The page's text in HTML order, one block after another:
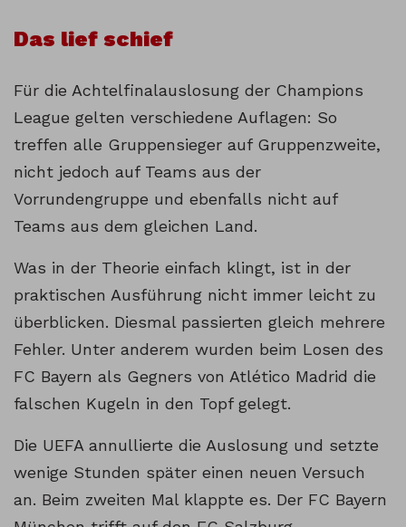
Das lief schief
Für die Achtelfinalauslosung der Champions
League gelten verschiedene Auflagen: So
treffen alle Gruppensieger auf Gruppenzweite,
nicht jedoch auf Teams aus der
Vorrundengruppe und ebenfalls nicht auf
Teams aus dem gleichen Land.
Was in der Theorie einfach klingt, ist in der
praktischen Ausführung nicht immer leicht zu
überblicken. Diesmal passierten gleich mehrere
Fehler. Unter anderem wurden beim Losen des
FC Bayern als Gegners von Atlético Madrid die
falschen Kugeln in den Topf gelegt.
Die UEFA annullierte die Auslosung und setzte
wenige Stunden später einen neuen Versuch
an. Beim zweiten Mal klappte es. Der FC Bayern